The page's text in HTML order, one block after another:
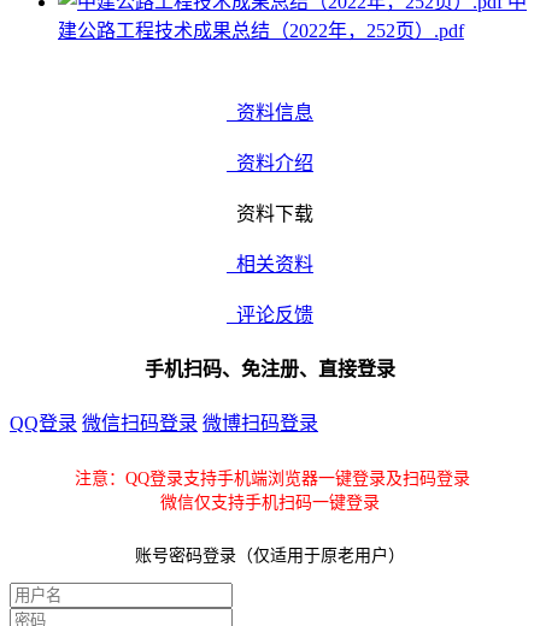
建公路工程技术成果总结（2022年，252页）.pdf
资料信息
资料介绍
资料下载
相关资料
评论反馈
手机扫码、免注册、直接登录
QQ登录 微信扫码登录 微博扫码登录
注意：QQ登录支持手机端浏览器一键登录及扫码登录
微信仅支持手机扫码一键登录
账号密码登录（仅适用于原老用户）